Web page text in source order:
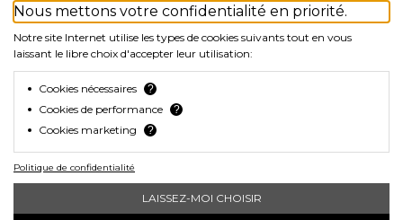
SPÉCIFICATIONS
Nous mettons votre confidentialité en priorité.
Notre site Internet utilise les types de cookies suivants tout en vous
laissant le libre choix d'accepter leur utilisation:
Cookies nécessaires ?
Cookies de performance ?
Cookies marketing ?
Politique de confidentialité
LAISSEZ-MOI CHOISIR